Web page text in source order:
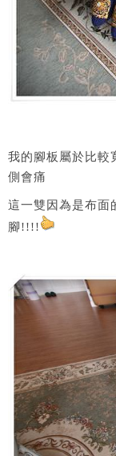
我的腳板屬於比較
側會痛
這一雙因為是布面
腳!!!!